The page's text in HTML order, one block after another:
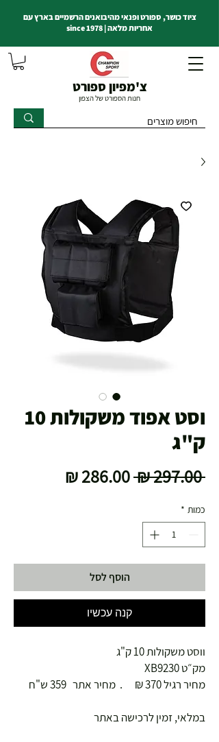
צ'מפיון ספורט
חנות הספורט של הצפון
ציוד כושר, ספורט ופנאי מהיבואנים הרשמיים בארץ עם
אחריות מלאה | since 1978
וסט אפוד משקולות 10
ק"ג
‏297.00 ‏₪
מחיר
כמות *
הוסף לסל
קנה עכשיו
ווסט משקולות 10 ק"ג
מק״ט XB9230
מחיר רגיל 370 ₪ . מחיר אתר 359 ש"ח
במלאי, זמין לרכישה באתר